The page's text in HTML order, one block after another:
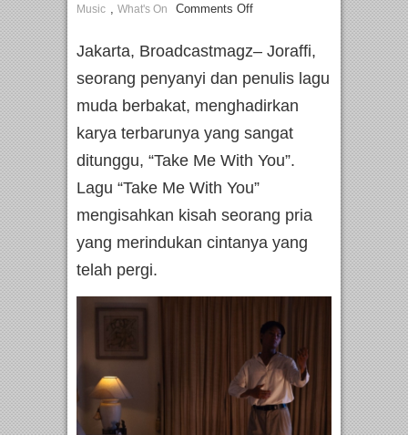
Music , What's On Comments Off
Jakarta, Broadcastmagz– Joraffi,
seorang penyanyi dan penulis lagu
muda berbakat, menghadirkan
karya terbarunya yang sangat
ditunggu, “Take Me With You”.
Lagu “Take Me With You”
mengisahkan kisah seorang pria
yang merindukan cintanya yang
telah pergi.